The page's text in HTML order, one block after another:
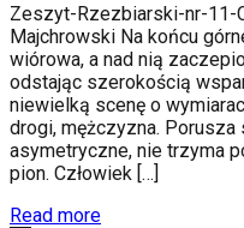
Zeszyt-Rzezbiarski-nr-11-
Majchrowski Na końcu
wiórowa, a nad nią
odstając szerokością
niewielką scenę o
drogi, mężczyzna. Porusza
asymetryczne, nie trzyma
pion. Człowiek […]
Read more